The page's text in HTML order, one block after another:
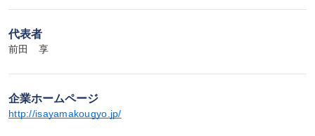
代表者
前田　享
企業ホームページ
http://isayamakougyo.jp/